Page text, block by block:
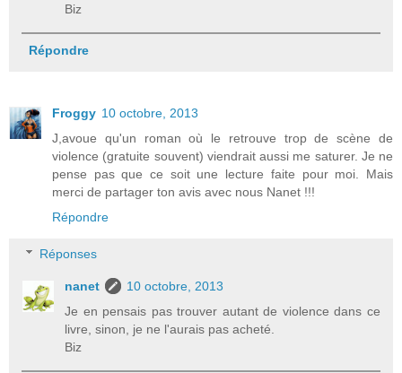
Biz
Répondre
Froggy 10 octobre, 2013
J,avoue qu'un roman où le retrouve trop de scène de
violence (gratuite souvent) viendrait aussi me saturer. Je ne
pense pas que ce soit une lecture faite pour moi. Mais
merci de partager ton avis avec nous Nanet !!!
Répondre
Réponses
nanet
10 octobre, 2013
Je en pensais pas trouver autant de violence dans ce
livre, sinon, je ne l'aurais pas acheté.
Biz